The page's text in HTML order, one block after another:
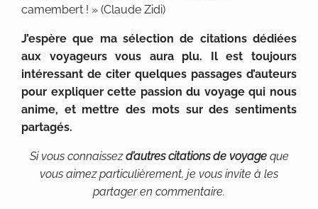
camembert ! » (Claude Zidi)
J’espère que ma sélection de citations dédiées
aux voyageurs vous aura plu. Il est toujours
intéressant de citer quelques passages d’auteurs
pour expliquer cette passion du voyage qui nous
anime, et mettre des mots sur des sentiments
partagés.
Si vous connaissezd’autres citations de voyageque
vous aimez particulièrement, je vous invite à les
partager en commentaire.